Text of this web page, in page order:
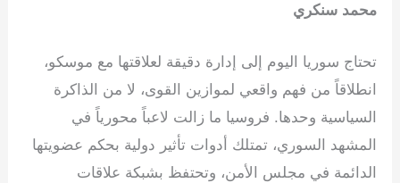
c
b
o
k
tt
er
s
A
p
p
gr
a
m
e
dI
n
e
محمد سنكري
تحتاج سوريا اليوم إلى إدارة دقيقة لعلاقتها مع موسكو،
انطلاقاً من فهم واقعي لموازين القوى، لا من الذاكرة
السياسية وحدها. فروسيا ما زالت لاعباً محورياً في
المشهد السوري، تمتلك أدوات تأثير دولية بحكم عضويتها
الدائمة في مجلس الأمن، وتحتفظ بشبكة علاقات